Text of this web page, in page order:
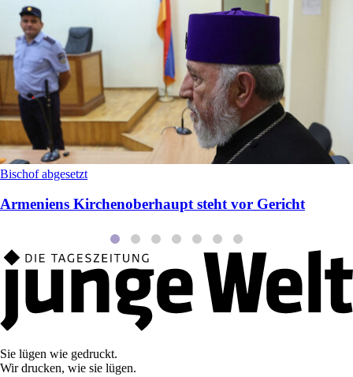
Bischof abgesetzt
Armeniens Kirchenoberhaupt steht vor Gericht
Sie lügen wie gedruckt.
Wir drucken, wie sie lügen.